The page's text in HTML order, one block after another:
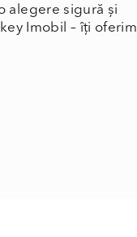
alegere sigură și
Imobil – îți oferim